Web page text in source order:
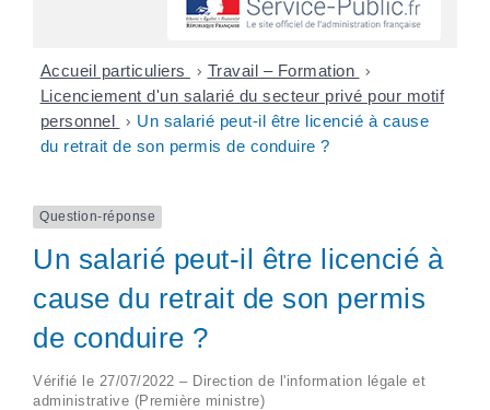
Accueil particuliers > Travail – Formation >
Licenciement d'un salarié du secteur privé pour motif
personnel > Un salarié peut-il être licencié à cause
du retrait de son permis de conduire ?
Question-réponse
Un salarié peut-il être licencié à
cause du retrait de son permis
de conduire ?
Vérifié le 27/07/2022 – Direction de l'information légale et
administrative (Première ministre)